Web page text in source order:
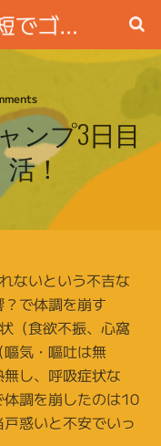
乳がん手術から最短でゴルフ場に行く方法
ンプ3日目
！
ないという不吉な
で体調を崩す
（食欲不振、心窩
気・嘔吐は無
し、呼吸症状な
調を崩したのは10
惑いと不安でいっ